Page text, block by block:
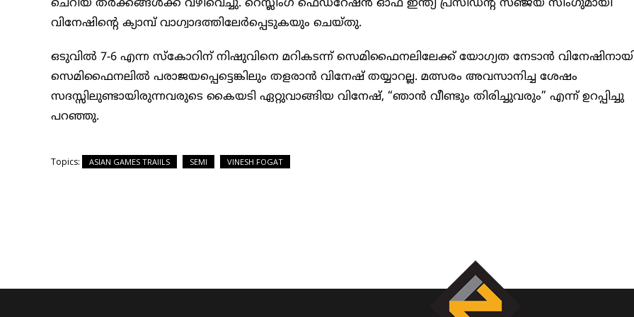
ചെറിയ തര്‍ക്കങ്ങള്‍ക്ക് വഴിവെച്ചു. റെസ്ലിംഗ് ഫെഡറേഷന്‍ ഓഫ് ഇന്ത്യ പ്രസിഡന്റ് സഞ്ജയ് സിംഗുമായി
വിനേഷിന്റെ ക്യാമ്പ് വാഗ്വാദത്തിലേര്‍പ്പെടുകയും ചെയ്തു.
ഒടുവില്‍ 7-6 എന്ന സ്‌കോറിന് നിഷുവിനെ മറികടന്ന് സെമിഫൈനലിലേക്ക് യോഗ്യത നേടാന്‍
സെമിഫൈനലില്‍ പരാജയപ്പെട്ടെങ്കിലും തളരാന്‍ വിനേഷ് തയ്യാറല്ല. മത്സരം അവസാനിച്ച ശേഷം
സദസ്സിലുണ്ടായിരുന്നവരുടെ കൈയടി ഏറ്റുവാങ്ങിയ വിനേഷ്, “ഞാന്‍ വീണ്ടും തിരിച്ചുവരും” എന്ന് ഉറപ്പിച്ചു
പറഞ്ഞു.
Topics: ASIAN GAMES TRAIILS SEMI VINESH FOGAT